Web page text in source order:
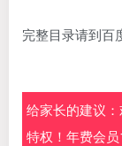
完整目录请到百
给家长的建议
特权！年费会